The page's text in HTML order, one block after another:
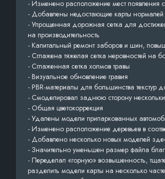
- Изменено расположение мест появления
- Добавлены недостающие карты нормалей
- Упрощенная дорожная сетка для
на производительность
- Капитальный ремонт заборов и шин,
- Сглажена тяжелая сетка неровностей на
- Сглаженная сетка холмов травы
- Визуальное обновление гравия
- PBR-материалы для большинства текстур
- Смоделировал заднюю сторону
- Общая цветокоррекция
- Удалены модели припаркованных
- Изменено расположение деревьев в
- Добавлено несколько новых моделей
- Значительно уменьшен размер файла
- Переделал «горную» возвышенность,
разделить модели карты на несколько